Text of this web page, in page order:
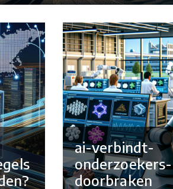
ai-verbindt-
onderzoekers-
doorbraken